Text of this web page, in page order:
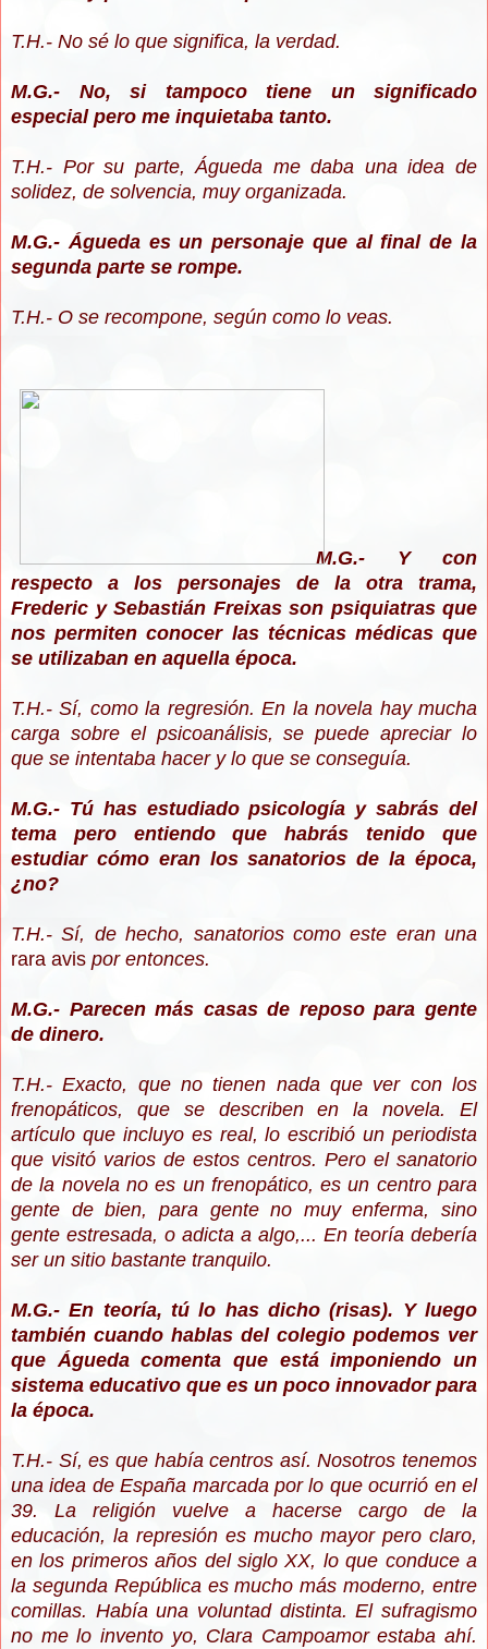
T.H.- No sé lo que significa, la verdad.
M.G.- No, si tampoco tiene un significado
especial pero me inquietaba tanto.
T.H.- Por su parte, Águeda me daba una idea de
solidez, de solvencia, muy organizada.
M.G.- Águeda es un personaje que al final de la
segunda parte se rompe.
T.H.- O se recompone, según como lo veas.
M.G.- Y con
respecto a los personajes de la otra trama,
Frederic y Sebastián Freixas son psiquiatras que
nos permiten conocer las técnicas médicas que
se utilizaban en aquella época.
T.H.- Sí, como la regresión. En la novela hay mucha
carga sobre el psicoanálisis, se puede apreciar lo
que se intentaba hacer y lo que se conseguía.
M.G.- Tú has estudiado psicología y sabrás del
tema pero entiendo que habrás tenido que
estudiar cómo eran los sanatorios de la época,
¿no?
T.H.- Sí, de hecho, sanatorios como este eran una
rara avis por entonces.
M.G.- Parecen más casas de reposo para gente
de dinero.
T.H.- Exacto, que no tienen nada que ver con los
frenopáticos, que se describen en la novela. El
artículo que incluyo es real, lo escribió un periodista
que visitó varios de estos centros. Pero el sanatorio
de la novela no es un frenopático, es un centro para
gente de bien, para gente no muy enferma, sino
gente estresada, o adicta a algo,... En teoría debería
ser un sitio bastante tranquilo.
M.G.- En teoría, tú lo has dicho (risas). Y luego
también cuando hablas del colegio podemos ver
que Águeda comenta que está imponiendo un
sistema educativo que es un poco innovador para
la época.
T.H.- Sí, es que había centros así. Nosotros tenemos
una idea de España marcada por lo que ocurrió en el
39. La religión vuelve a hacerse cargo de la
educación, la represión es mucho mayor pero claro,
en los primeros años del siglo XX, lo que conduce a
la segunda República es mucho más moderno, entre
comillas. Había una voluntad distinta. El sufragismo
no me lo invento yo, Clara Campoamor estaba ahí.